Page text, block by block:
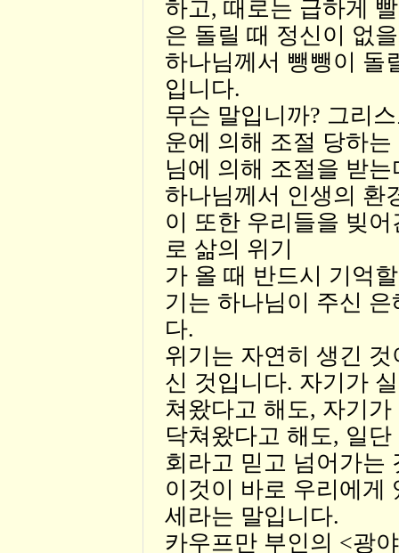
하고, 때로는 급하게
은 돌릴 때 정신이 없
하나님께서 뺑뺑이 돌
입니다.
무슨 말입니까? 그리
운에 의해 조절 당하
님에 의해 조절을 받
하나님께서 인생의 환
이 또한 우리들을 빚
로 삶의 위기
가 올 때 반드시 기억
기는 하나님이 주신
다.
위기는 자연히 생긴
신 것입니다. 자기가
쳐왔다고 해도, 자기
닥쳐왔다고 해도, 일
회라고 믿고 넘어가는
이것이 바로 우리에게
세라는 말입니다.
카우프만 부인의 <광